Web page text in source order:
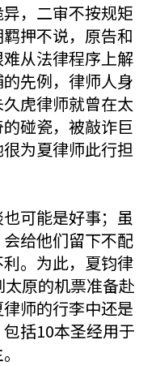
，二审不按规矩
押不说，原告和
从法律程序上解
先例，律师人身
虎律师就曾在太
碰瓷，被敲诈巨
为夏律师此行担
可能是好事；虽
给他们留下不配
。为此，夏钧律
原的机票准备赴
师的行李中还是
括10本圣经用于